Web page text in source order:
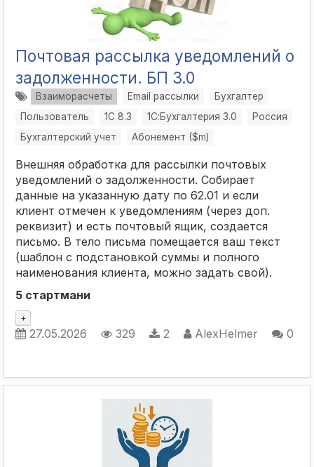
Почтовая рассылка уведомлений о
задолженности. БП 3.0
Взаиморасчеты Email рассылки
Бухгалтер
Пользователь
1С 8.3 1С:Бухгалтерия 3.0
Россия
Бухгалтерский учет
Абонемент ($m)
Внешняя обработка для рассылки почтовых
уведомлений о задолженности. Собирает
данные на указанную дату по 62.01 и если
клиент отмечен к уведомлениям (через доп.
реквизит) и есть почтовый ящик, создается
письмо. В тело письма помещается ваш текст
(шаблон с подстановкой суммы и полного
наименования клиента, можно задать свой).
5 стартмани
+
27.05.2026 329 2 AlexHelmer 0